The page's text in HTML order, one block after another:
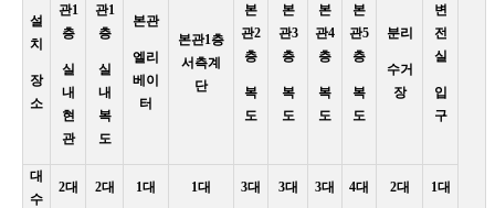
설
치
장
소
관1
층
실
내
현
관
관1
층
실
내
복
도
본관
엘리
베이
터
본관1층
서측계
단
본
관2
층
복
도
본
관3
층
복
도
본
관4
층
복
도
본
관5
층
복
도
분리
수거
장
변
전
실
입
구
대
수
2대 2대 1대 1대 3대 3대 3대 4대 2대 1대